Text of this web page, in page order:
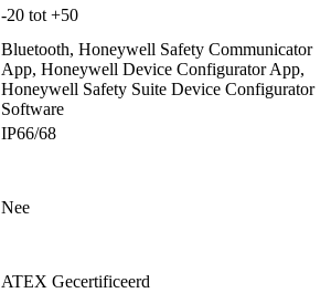
-20 tot +50
Bluetooth, Honeywell Safety Communicator
App, Honeywell Device Configurator App,
Honeywell Safety Suite Device Configurator
Software
IP66/68
Nee
ATEX Gecertificeerd